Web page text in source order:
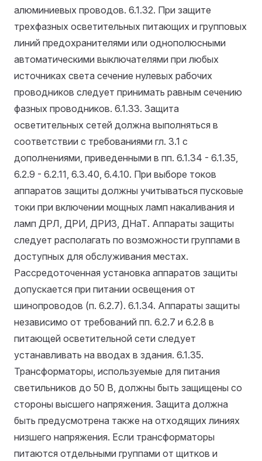
алюминиевых проводов. 6.1.32. При защите
трехфазных осветительных питающих и групповых
линий предохранителями или однополюсными
автоматическими выключателями при любых
источниках света сечение нулевых рабочих
проводников следует принимать равным сечению
фазных проводников. 6.1.33. Защита
осветительных сетей должна выполняться в
соответствии с требованиями гл. 3.1 с
дополнениями, приведенными в пп. 6.1.34 - 6.1.35,
6.2.9 - 6.2.11, 6.3.40, 6.4.10. При выборе токов
аппаратов защиты должны учитываться пусковые
токи при включении мощных ламп накаливания и
ламп ДРЛ, ДРИ, ДРИЗ, ДНаТ. Аппараты защиты
следует располагать по возможности группами в
доступных для обслуживания местах.
Рассредоточенная установка аппаратов защиты
допускается при питании освещения от
шинопроводов (п. 6.2.7). 6.1.34. Аппараты защиты
независимо от требований пп. 6.2.7 и 6.2.8 в
питающей осветительной сети следует
устанавливать на вводах в здания. 6.1.35.
Трансформаторы, используемые для питания
светильников до 50 В, должны быть защищены со
стороны высшего напряжения. Защита должна
быть предусмотрена также на отходящих линиях
низшего напряжения. Если трансформаторы
питаются отдельными группами от щитков и